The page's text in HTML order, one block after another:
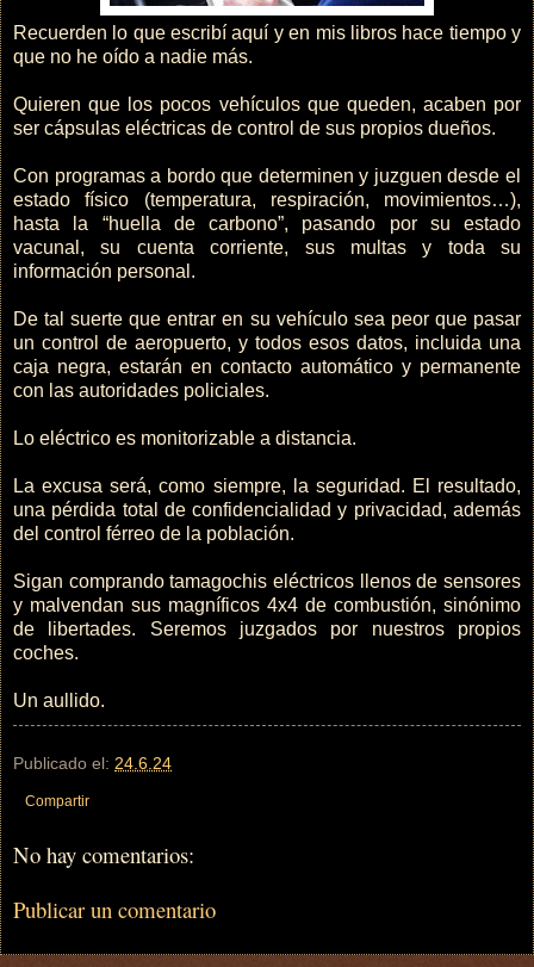
Recuerden lo que escribí aquí y en mis libros hace tiempo y
que no he oído a nadie más.
Quieren que los pocos vehículos que queden, acaben por
ser cápsulas eléctricas de control de sus propios dueños.
Con programas a bordo que determinen y juzguen desde el
estado físico (temperatura, respiración, movimientos…),
hasta la “huella de carbono”, pasando por su estado
vacunal, su cuenta corriente, sus multas y toda su
información personal.
De tal suerte que entrar en su vehículo sea peor que pasar
un control de aeropuerto, y todos esos datos, incluida una
caja negra, estarán en contacto automático y permanente
con las autoridades policiales.
Lo eléctrico es monitorizable a distancia.
La excusa será, como siempre, la seguridad. El resultado,
una pérdida total de confidencialidad y privacidad, además
del control férreo de la población.
Sigan comprando tamagochis eléctricos llenos de sensores
y malvendan sus magníficos 4x4 de combustión, sinónimo
de libertades. Seremos juzgados por nuestros propios
coches.
Un aullido.
Publicado el: 24.6.24
Compartir
No hay comentarios:
Publicar un comentario